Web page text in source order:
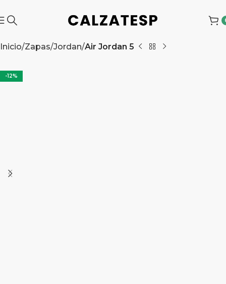
Inicio Zapas Jordan Air Jordan 5
-12%